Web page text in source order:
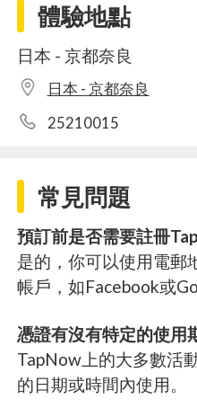
體驗地點
日本 - 京都奈良
日本 - 京都奈良
25210015
常見問題
預訂前是否需要註冊
是的，你可以使用電郵
帳戶，如Facebook或
憑證有沒有特定的使用
TapNow上的大多數活
的日期或時間內使用。